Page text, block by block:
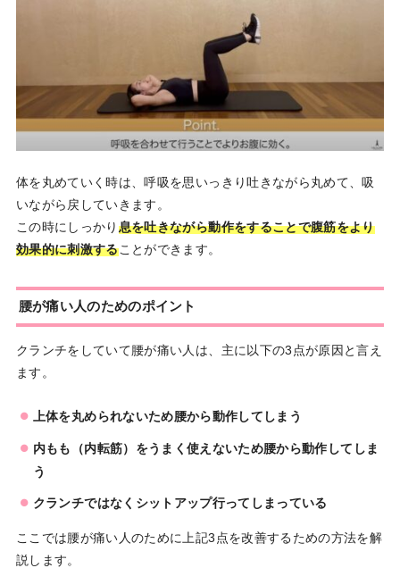
体を丸めていく時は、呼吸を思いっきり吐きながら丸めて、吸
いながら戻していきます。
この時にしっかり 息を吐きながら動作をすることで腹筋をより
効果的に刺激することができます。
腰が痛い人のためのポイント
クランチをしていて腰が痛い人は、主に以下の3点が原因と言え
ます。
上体を丸められないため腰から動作してしまう
内もも（内転筋）をうまく使えないため腰から動作してしま
う
クランチではなくシットアップ行ってしまっている
ここでは腰が痛い人のために上記3点を改善するための方法を解
説します。